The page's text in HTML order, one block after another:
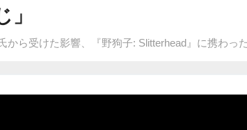
から受けた影響、『野狗子: Slitterhead』に携わっ